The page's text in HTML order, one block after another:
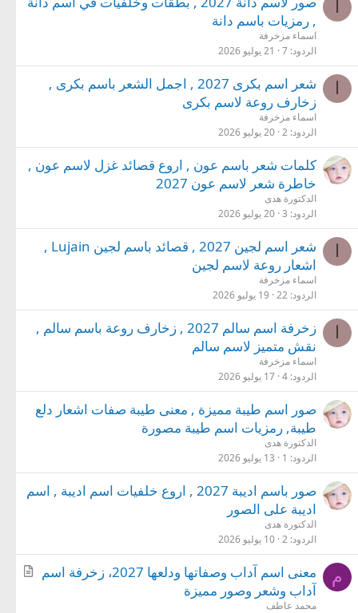
, رمزيات باسم دانة
اسماء مزخرفة
الردود 7 21 يوليو 2026
ا
شعر اسم بكرى 2027 , اجمل الشعر باسم بكرى ,
زخارف روعة لاسم بكرى
اسماء مزخرفة
الردود 2 20 يوليو 2026
كلمات شعر باسم عون , اروع قصائد غزل لاسم عون ,
خاطرة شعر لاسم عون 2027
الدكتورة هدى
الردود 3 20 يوليو 2026
ا
شعر اسم لجين 2027 , قصائد باسم لجين Lujain ,
اشعار روعة لاسم لجين
اسماء مزخرفة
الردود 22 19 يوليو 2026
ا
زخرفة اسم سالم 2027 , زخارف روعة باسم سالم ,
نقش متميز لاسم سالم
اسماء مزخرفة
الردود 4 17 يوليو 2026
صور اسم طيبة مميزة , معنى طيبة صفات اشعار دلع
طيبة, رمزيات اسم طيبة مصورة
الدكتورة هدى
الردود 1 13 يوليو 2026
صور باسم اديبة 2027 , اروع خلفيات اسم اديبة , اسم
اديبة على الصور
الدكتورة هدى
الردود 2 10 يوليو 2026
م
معنى اسم آداب وصفاتها ودلعها 2027، زخرفة اسم
آداب وشعر وصور مميزة
محمد عاطف